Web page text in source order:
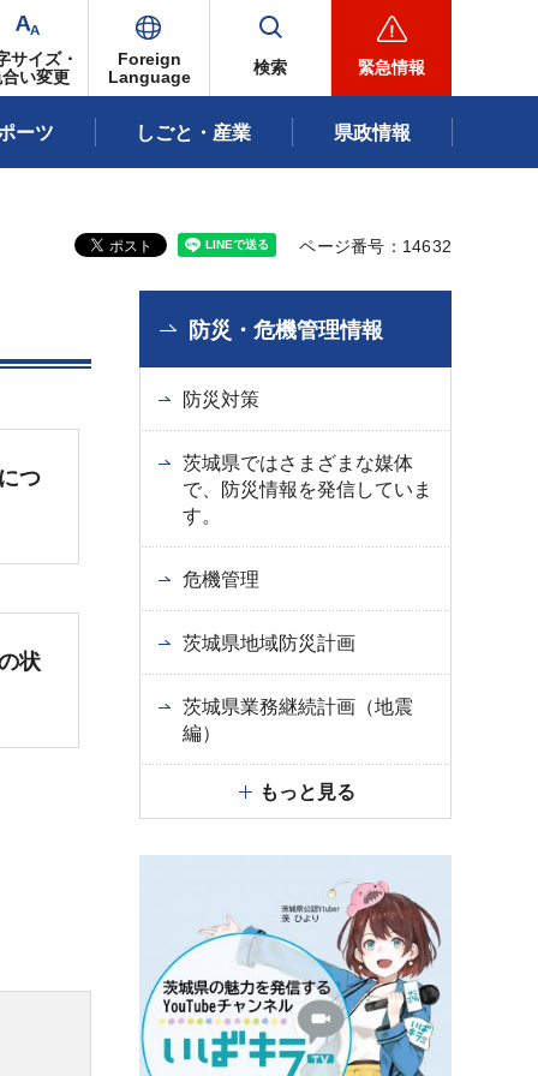
サイズ・
い変更
Foreign
Language
検索 緊急情報
ーツ しごと・産業 県政情報
ページ番号：14632
つ
状
防災・危機管理情報
防災対策
茨城県ではさまざまな媒体
で、防災情報を発信していま
す。
危機管理
茨城県地域防災計画
茨城県業務継続計画（地震
編）
もっと見る